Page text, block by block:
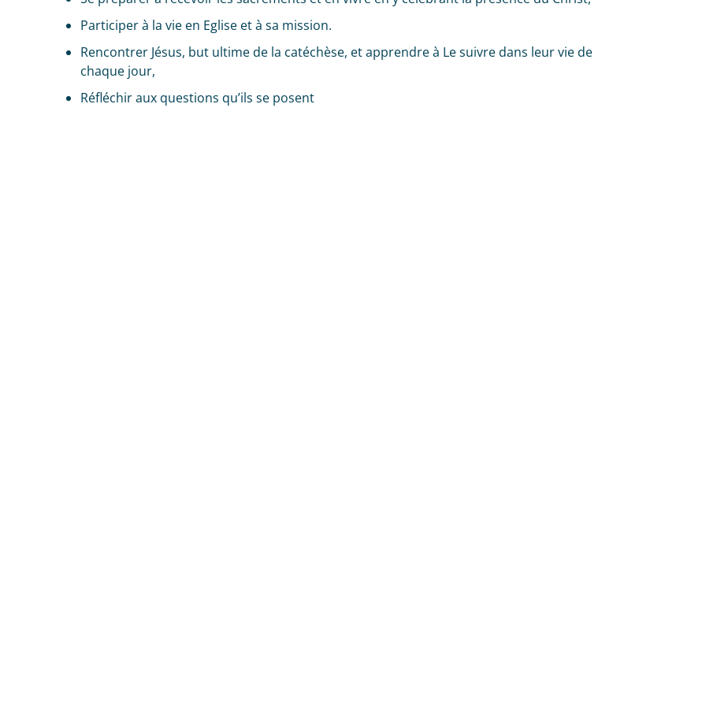
Participer à la vie en Eglise et à sa mission.
Rencontrer Jésus, but ultime de la catéchèse, et apprendre à Le suivre dans leur vie de
chaque jour,
Réfléchir aux questions qu’ils se posent